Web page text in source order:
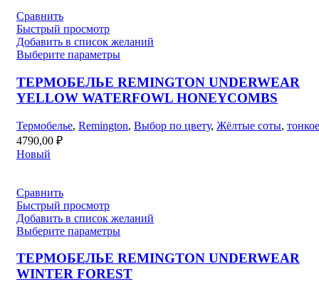
Сравнить
Быстрый просмотр
Добавить в список желаний
Выберите параметры
ТЕРМОБЕЛЬЕ REMINGTON UNDERWEAR
YELLOW WATERFOWL HONEYCOMBS
Термобелье, Remington, Выбор по цвету, Жёлтые соты, тонкое
4790,00 ₽
Новый
Сравнить
Быстрый просмотр
Добавить в список желаний
Выберите параметры
ТЕРМОБЕЛЬЕ REMINGTON UNDERWEAR
WINTER FOREST